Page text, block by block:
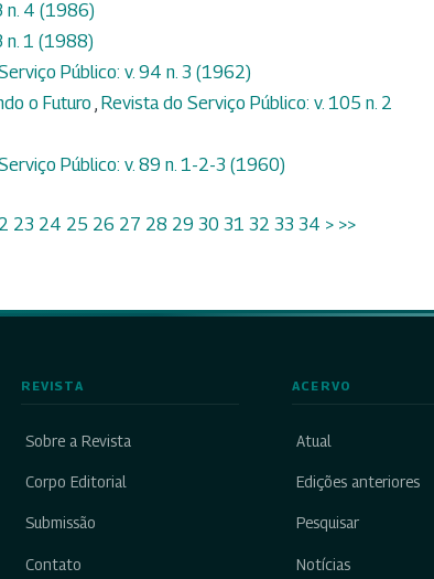
n. 4 (1986)
n. 1 (1988)
Público: v. 94 n. 3 (1962)
o Futuro , Revista do Serviço Público: v. 105 n. 2
Público: v. 89 n. 1-2-3 (1960)
23 24 25 26 27 28 29 30 31 32 33 34 > >>
REVISTA
Sobre a Revista
Corpo Editorial
Submissão
Contato
ACERVO
Atual
Edições anteriores
Pesquisar
Notícias